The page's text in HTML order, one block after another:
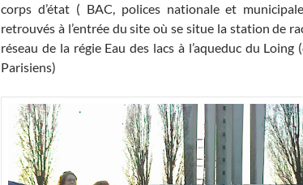
corps d’état ( BAC, polices nationale et
retrouvés à l’entrée du site où se situe la station de
réseau de la régie Eau des lacs à l’aqueduc du Loing
Parisiens)